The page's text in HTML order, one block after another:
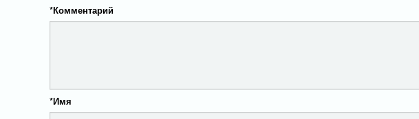
Комментарий
*
Имя
*